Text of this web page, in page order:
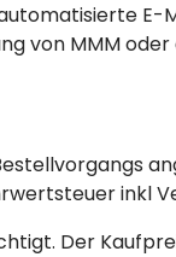
von MMM
inkl
Der